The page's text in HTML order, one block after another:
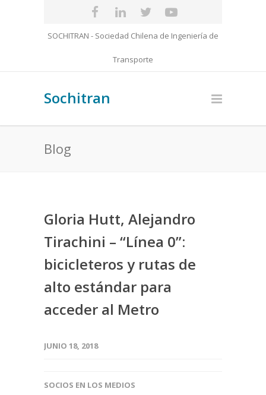
SOCHITRAN - Sociedad Chilena de Ingeniería de
Transporte
Sochitran
Blog
Gloria Hutt, Alejandro
Tirachini – “Línea 0”:
bicicleteros y rutas de
alto estándar para
acceder al Metro
JUNIO 18, 2018
SOCIOS EN LOS MEDIOS